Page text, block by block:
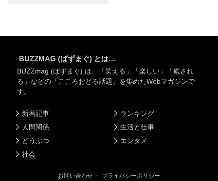
BUZZMAG (ばずまぐ) とは…
BUZZmag (ばずまぐ) は、「笑える」「楽しい」「癒され
る」などの『こころおどる話題』を集めたWebマガジンで
す。
新着記事
人間関係
どうぶつ
社会
ランキング
生活と仕事
エンタメ
お問い合わせ ・ プライバシーポリシー